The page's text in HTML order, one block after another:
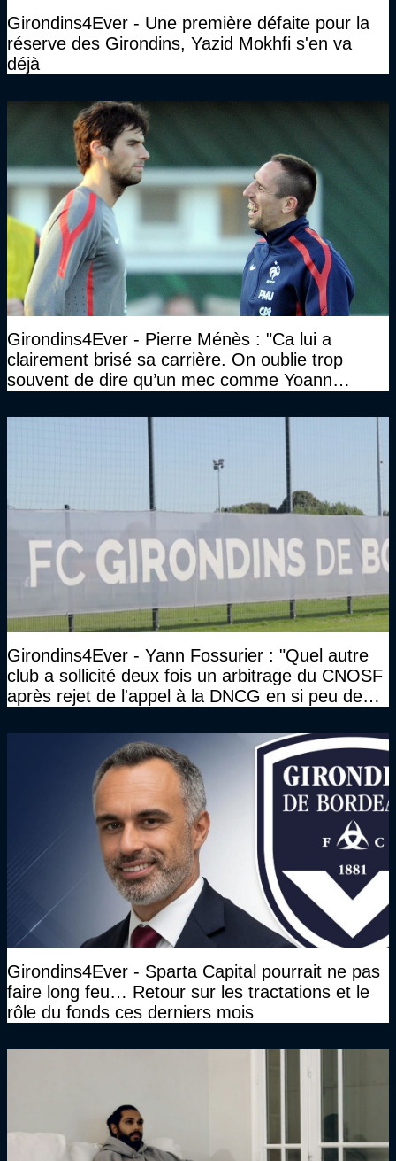
Girondins4Ever - Une première défaite pour la
réserve des Girondins, Yazid Mokhfi s'en va
déjà
Girondins4Ever - Pierre Ménès : "Ca lui a
clairement brisé sa carrière. On oublie trop
souvent de dire qu’un mec comme Yoann
Girondins4Ever - Yann Fossurier : "Quel autre
club a sollicité deux fois un arbitrage du CNOSF
après rejet de l'appel à la DNCG en si peu de
Girondins4Ever - Sparta Capital pourrait ne pas
faire long feu… Retour sur les tractations et le
rôle du fonds ces derniers mois